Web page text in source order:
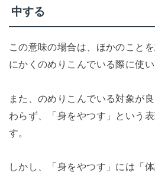
中する
この意味の場合は、ほかのこと
にかくのめりこんでいる際に使い
また、のめりこんでいる対象が
わらず、「身をやつす」という
す。
しかし、「身をやつす」には「